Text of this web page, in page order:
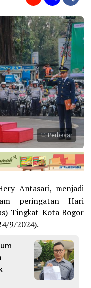
Perbesar
Antasari, menjadi
peringatan Hari
Tingkat Kota Bogor
9/2024).